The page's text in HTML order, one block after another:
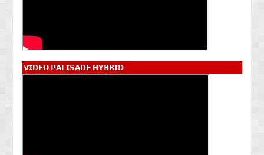
𝗩𝗜𝗗𝗘𝗢 𝗣𝗔𝗟𝗜𝗦𝗔𝗗𝗘 𝗛𝗬𝗕𝗥𝗜𝗗